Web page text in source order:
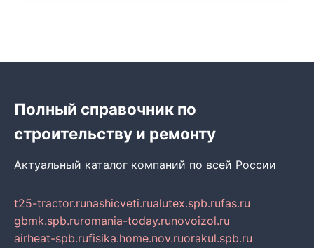
Полный справочник по
строительству и ремонту
Актуальный каталог компаний по всей России
t25-tractor.runashicveti.rualutex.spb.rufas.ru
gbmk.spb.ruromania-today.runovoizol.ru
airheat-spb.rufisika.home.nov.ruorakul.spb.ru